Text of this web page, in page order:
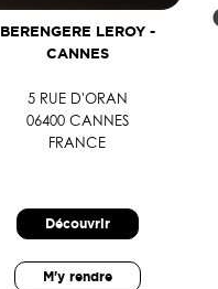
BERENGERE LEROY -
CANNES
5 RUE D'ORAN
06400 CANNES
FRANCE
Découvrir
M'y rendre